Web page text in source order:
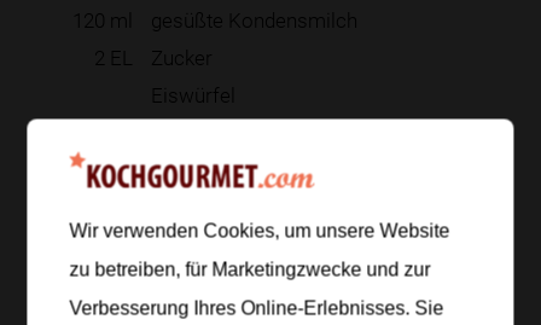
120 ml
gesüßte Kondensmilch
2 EL
Zucker
Eiswürfel
Zur Einkaufsliste hinzufügen
Zubereitung
Wir verwenden Cookies, um unsere Website
zu betreiben, für Marketingzwecke und zur
Verbesserung Ihres Online-Erlebnisses. Sie